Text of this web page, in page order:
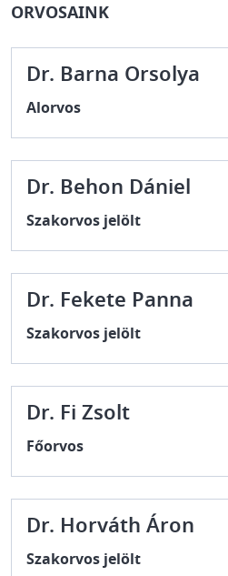
ORVOSAINK
Dr. Barna Orsolya
Alorvos
Dr. Behon Dániel
Szakorvos jelölt
Dr. Fekete Panna
Szakorvos jelölt
Dr. Fi Zsolt
Főorvos
Dr. Horváth Áron
Szakorvos jelölt